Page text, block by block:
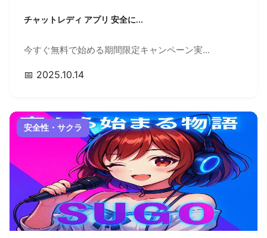
チャットレディ アプリ 安全に...
今すぐ無料で始める期間限定キャンペーン実...
📅 2025.10.14
安全性・サクラ